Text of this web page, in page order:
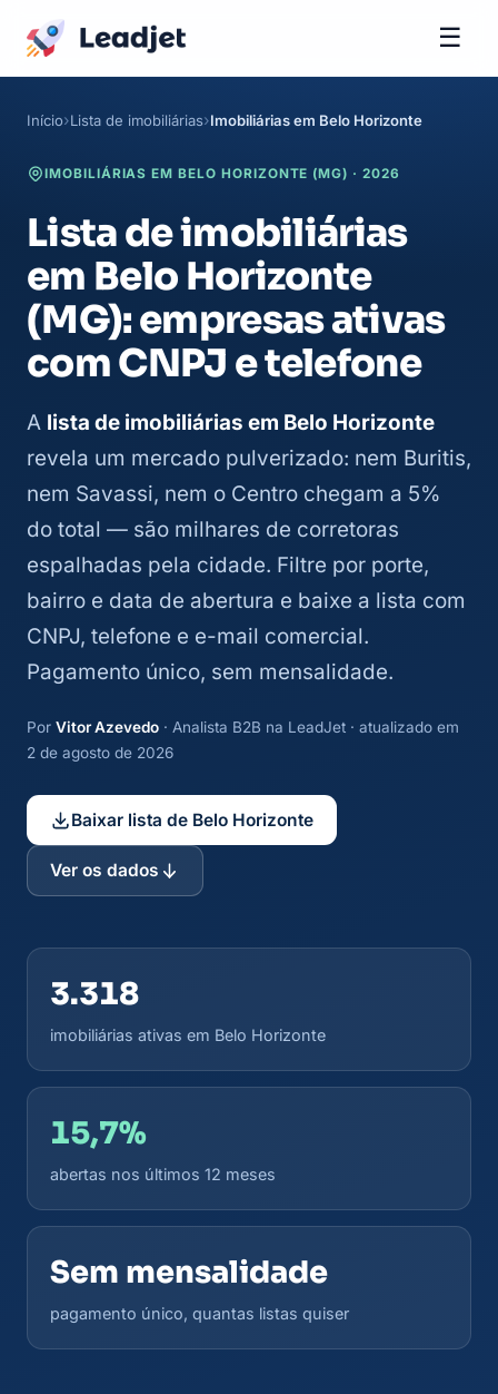
☰
Início Lista de imobiliárias Imobiliárias em Belo Horizonte
IMOBILIÁRIAS EM BELO HORIZONTE (MG) · 2026
Lista de imobiliárias
em Belo Horizonte
(MG): empresas ativas
com CNPJ e telefone
A lista de imobiliárias em Belo Horizonte
revela um mercado pulverizado: nem Buritis,
nem Savassi, nem o Centro chegam a 5%
do total — são milhares de corretoras
espalhadas pela cidade. Filtre por porte,
bairro e data de abertura e baixe a lista com
CNPJ, telefone e e-mail comercial.
Pagamento único, sem mensalidade.
Por Vitor Azevedo · Analista B2B na LeadJet · atualizado em
2 de agosto de 2026
Baixar lista de Belo Horizonte
Ver os dados
3.318
imobiliárias ativas em Belo Horizonte
15,7%
abertas nos últimos 12 meses
Sem mensalidade
pagamento único, quantas listas quiser